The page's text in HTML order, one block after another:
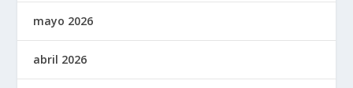
mayo 2026
abril 2026